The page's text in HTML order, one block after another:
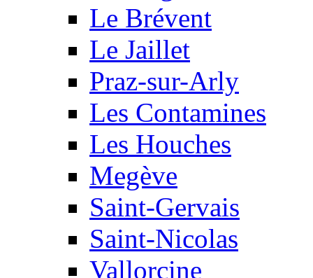
Le Brévent
Le Jaillet
Praz-sur-Arly
Les Contamines
Les Houches
Megève
Saint-Gervais
Saint-Nicolas
Vallorcine